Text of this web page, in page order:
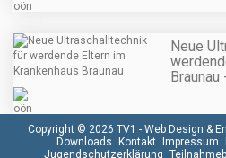
Neue
Braunau
Copyright © 2026 TV1 - Web Design &
Downloads
Kontakt Impressum
Jugendschutzerklärung